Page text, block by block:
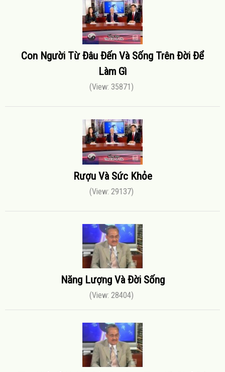
Con Người Từ Đâu Đến Và Sống Trên Đời Để
Làm Gì
(View: 35871)
Rượu Và Sức Khỏe
(View: 29137)
Năng Lượng Và Đời Sống
(View: 28404)